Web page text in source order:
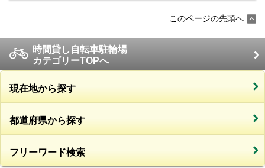
このページの先頭へ
時間貸し自転車駐輪場
カテゴリーTOPへ
現在地から探す
都道府県から探す
フリーワード検索